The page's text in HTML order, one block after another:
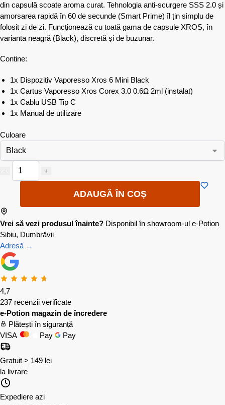
din capsulă scoate aroma curat. Tehnologia anti-scurgere SSS 2.0 și
amorsarea rapidă în 60 de secunde (Smart Prime) îl țin simplu de
folosit zi de zi. Funcționează cu toată gama de capsule XROS, în
varianta neagră (Black), discretă și de buzunar.
Contine:
1x Dispozitiv Vaporesso Xros 6 Mini Black
1x Cartus Vaporesso Xros Corex 3.0 0.6Ω 2ml (instalat)
1x Cablu USB Tip C
1x Manual de utilizare
Culoare
− +
ADAUGĂ ÎN COȘ
Vrei să vezi produsul înainte? Disponibil în showroom-ul e-Potion
Sibiu, Dumbrăvii
Adresă →
4,7
237 recenzii verificate
e-Potion magazin de încredere
Plătești în siguranță
VISA
Pay Pay
Gratuit > 149 lei
la livrare
Expediere azi